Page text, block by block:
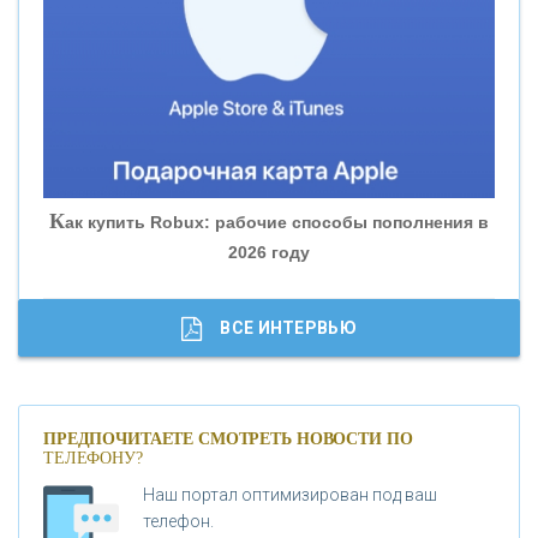
«БАНК ГЛОБЭКС»
«СОВКОМБАНК»
«ГАЗПРОМБАНК»
«МОСКОВСКИЙ КРЕДИТНЫЙ БАНК»
Как купить Robux: рабочие способы пополнения в
2026 году
ВСЕ ИНТЕРВЬЮ
ПРЕДПОЧИТАЕТЕ СМОТРЕТЬ НОВОСТИ ПО
ТЕЛЕФОНУ?
Наш портал оптимизирован под ваш
телефон.